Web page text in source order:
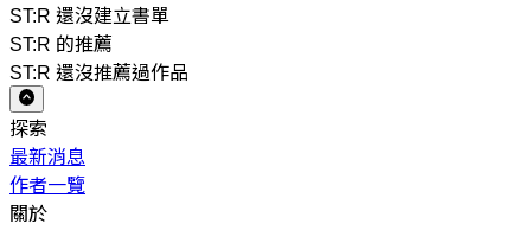
ST:R 還沒建立書單
ST:R 的推薦
ST:R 還沒推薦過作品
探索
最新消息
作者一覽
關於